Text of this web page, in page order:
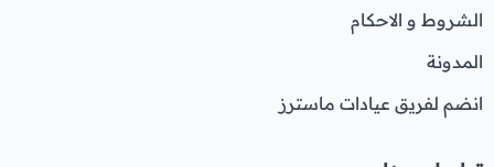
الشروط و الاحكام
المدونة
انضم لفريق عيادات ماسترز